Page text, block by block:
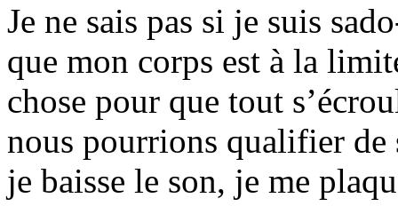
Je ne sais pas si je suis
que mon corps est à la
chose pour que tout
nous pourrions qualifier de
je baisse le son, je me